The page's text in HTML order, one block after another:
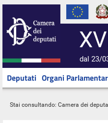
dal 23/
Deputati Organi
Stai consultando: Camera dei